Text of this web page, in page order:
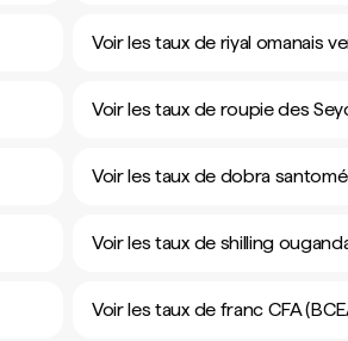
Voir les taux de riyal omanais
Voir les taux de roupie des
Voir les taux de dobra
Voir les taux de shilling
Voir les taux de franc CFA